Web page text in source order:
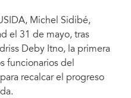
Michel Sidibé,
el 31 de mayo, tras
Deby Itno, la primera
funcionarios del
recalcar el progreso